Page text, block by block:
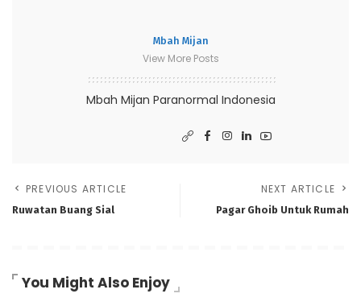
Mbah Mijan
View More Posts
Mbah Mijan Paranormal Indonesia
PREVIOUS ARTICLE
Ruwatan Buang Sial
NEXT ARTICLE
Pagar Ghoib Untuk Rumah
You Might Also Enjoy